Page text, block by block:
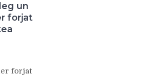
un
forjat
forjat